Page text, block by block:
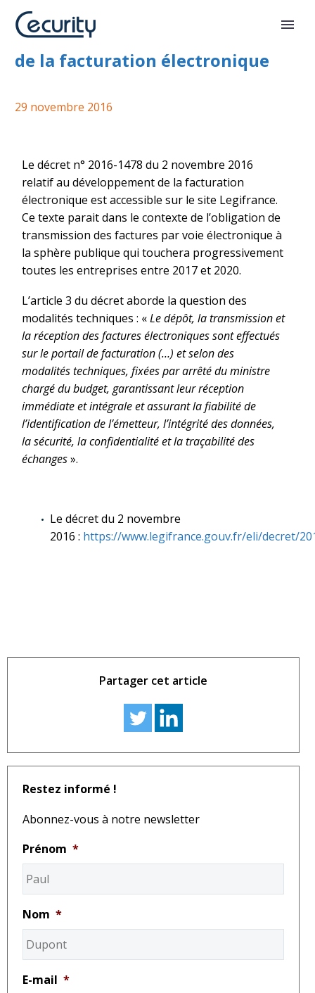
Décret relatif au développement
de la facturation électronique
29 novembre 2016
Le décret n° 2016-1478 du 2 novembre 2016
relatif au développement de la facturation
électronique est accessible sur le site Legifrance.
Ce texte parait dans le contexte de l’obligation de
transmission des factures par voie électronique à
la sphère publique qui touchera progressivement
toutes les entreprises entre 2017 et 2020.
L’article 3 du décret aborde la question des
modalités techniques : «Le dépôt, la transmission et
la réception des factures électroniques sont effectués
sur le portail de facturation (…) et selon des
modalités techniques, fixées par arrêté du ministre
chargé du budget, garantissant leur réception
immédiate et intégrale et assurant la fiabilité de
l’identification de l’émetteur, l’intégrité des données,
la sécurité, la confidentialité et la traçabilité des
échanges».
Le décret du 2 novembre
2016 : https://www.legifrance.gouv.fr/eli/decret/
Partager cet article
Restez informé !
Abonnez-vous à notre newsletter
Prénom *
Nom *
E-mail *